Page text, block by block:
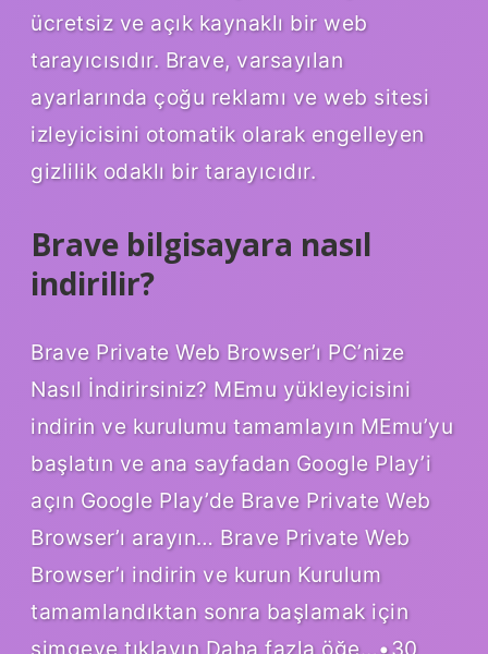
ücretsiz ve açık kaynaklı bir web
tarayıcısıdır. Brave, varsayılan
ayarlarında çoğu reklamı ve web sitesi
izleyicisini otomatik olarak engelleyen
gizlilik odaklı bir tarayıcıdır.
Brave bilgisayara nasıl
indirilir?
Brave Private Web Browser’ı PC’nize
Nasıl İndirirsiniz? MEmu yükleyicisini
indirin ve kurulumu tamamlayın MEmu’yu
başlatın ve ana sayfadan Google Play’i
açın Google Play’de Brave Private Web
Browser’ı arayın… Brave Private Web
Browser’ı indirin ve kurun Kurulum
tamamlandıktan sonra başlamak için